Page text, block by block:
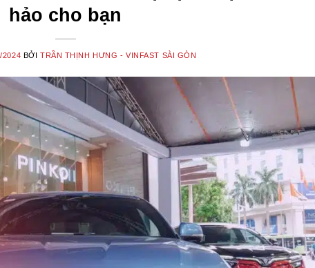
hảo cho bạn
2024 BỞI TRẦN THỊNH HƯNG - VINFAST SÀI GÒN